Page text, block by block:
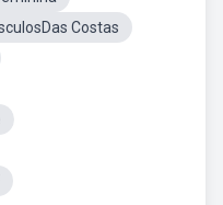
Costas